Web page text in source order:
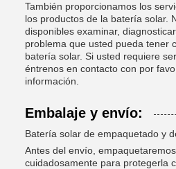
También proporcionamos los
los productos de la batería solar.
disponibles examinar,
problema que usted pueda tener
batería solar. Si usted requiere
éntrenos en contacto con por
información.
Embalaje y envío:
Batería solar de empaquetado y
Antes del envío,
cuidadosamente para protegerla